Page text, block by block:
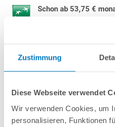
Zustimmung
Diese Webseite verwendet
Wir verwenden Cookies, um
personalisieren, Funktionen
Schon ab 53,75 €
Hocheffizient und
Bis zu ca. 15,3 kW Heizleistung
Elegante Digitalsteuerung mit
WiFi-fähig | Kostenlose App für
3 Betriebsmodi: Heizen, Kühlen,